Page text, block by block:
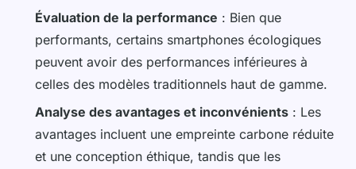
Évaluation de la performance : Bien que
performants, certains smartphones écologiques
peuvent avoir des performances inférieures à
celles des modèles traditionnels haut de gamme.
Analyse des avantages et inconvénients : Les
avantages incluent une empreinte carbone réduite
et une conception éthique, tandis que les